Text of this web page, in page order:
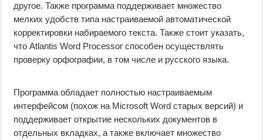
другое. Также программа поддерживает множество
мелких удобств типа настраиваемой автоматической
корректировки набираемого текста. Также стоит указать,
что Atlantis Word Processor способен осуществлять
проверку орфографии, в том числе и русского языка.
Программа обладает полностью настраиваемым
интерфейсом (похож на Microsoft Word старых версий) и
поддерживает открытие нескольких документов в
отдельных вкладках, а также включает множество